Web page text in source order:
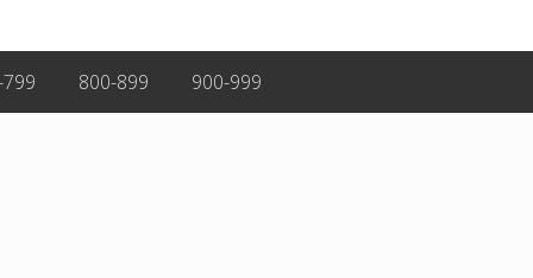
800-899 900-999